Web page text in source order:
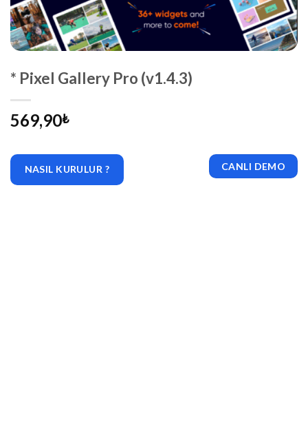
* Pixel Gallery Pro (v1.4.3)
569,90₺
NASIL KURULUR ? CANLI DEMO